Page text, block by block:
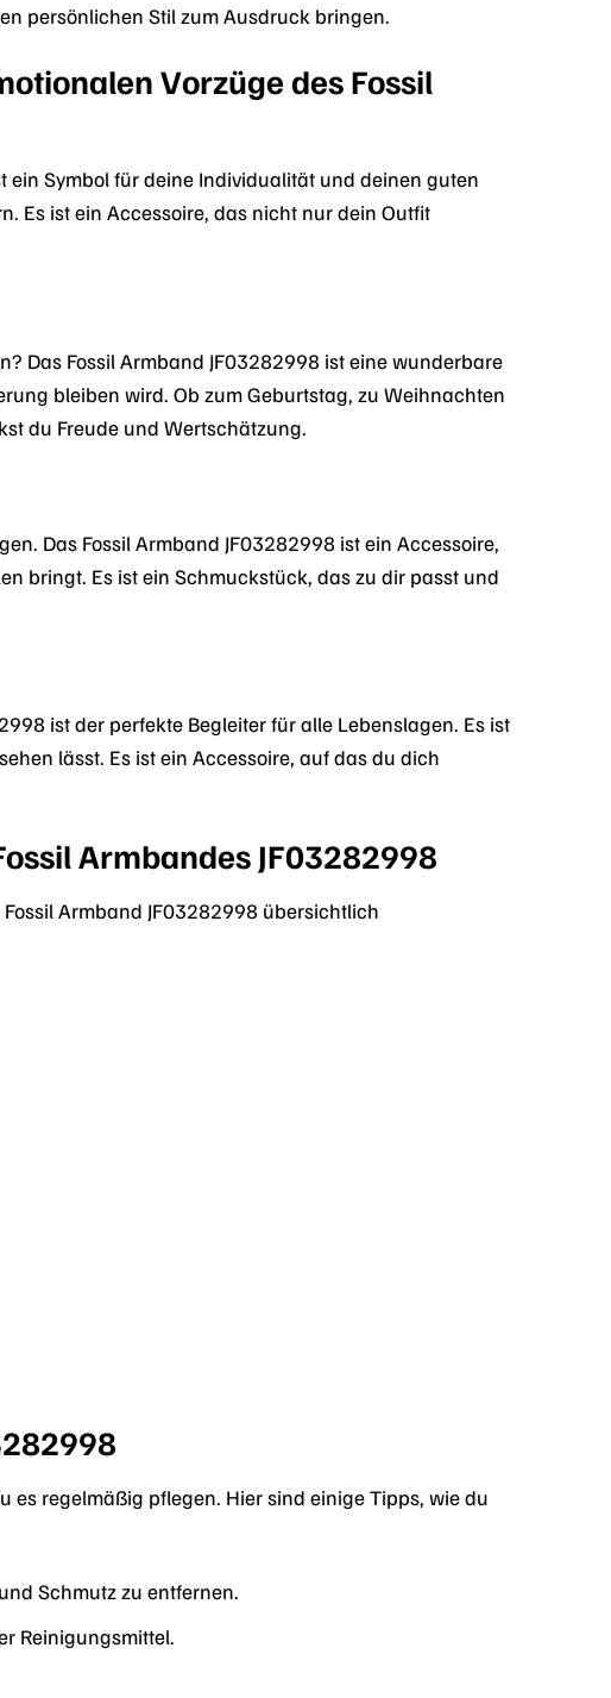
persönlichen Stil zum Ausdruck bringen.
Vorzüge des Fossil
ein Symbol für deine Individualität und deinen guten
Es ist ein Accessoire, das nicht nur dein Outfit
Das Fossil Armband JF03282998 ist eine wunderbare
bleiben wird. Ob zum Geburtstag, zu Weihnachten
du Freude und Wertschätzung.
Das Fossil Armband JF03282998 ist ein Accessoire,
bringt. Es ist ein Schmuckstück, das zu dir passt und
ist der perfekte Begleiter für alle Lebenslagen. Es ist
lässt. Es ist ein Accessoire, auf das du dich
Armbandes JF03282998
Armband JF03282998 übersichtlich
es regelmäßig pflegen. Hier sind einige Tipps, wie du
Schmutz zu entfernen.
Reinigungsmittel.